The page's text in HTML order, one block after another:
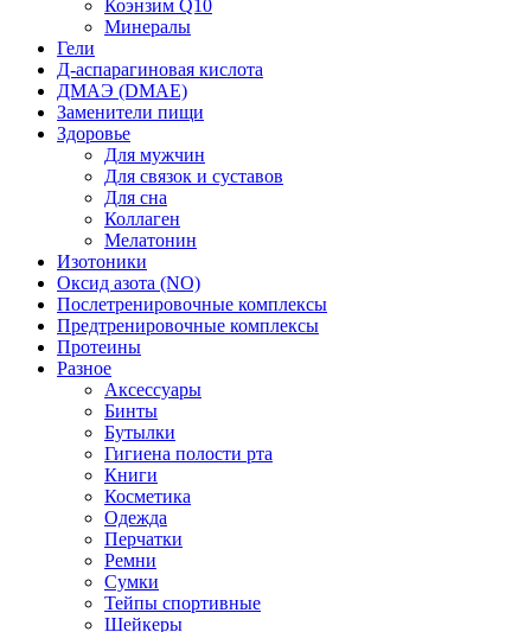
Коэнзим Q10
Минералы
Гели
Д-аспарагиновая кислота
ДМАЭ (DMAE)
Заменители пищи
Здоровье
Для мужчин
Для связок и суставов
Для сна
Коллаген
Мелатонин
Изотоники
Оксид азота (NO)
Послетренировочные комплексы
Предтренировочные комплексы
Протеины
Разное
Аксессуары
Бинты
Бутылки
Гигиена полости рта
Книги
Косметика
Одежда
Перчатки
Ремни
Сумки
Тейпы спортивные
Шейкеры